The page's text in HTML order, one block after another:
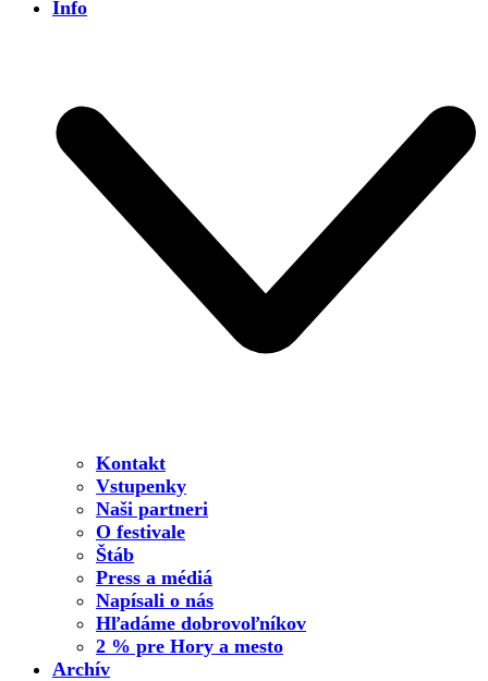
Info
Kontakt
Vstupenky
Naši partneri
O festivale
Štáb
Press a médiá
Napísali o nás
Hľadáme dobrovoľníkov
2 % pre Hory a mesto
Archív